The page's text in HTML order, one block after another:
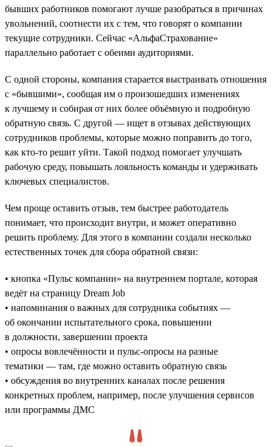
бывших работников помогают лучше разобраться в причинах
увольнений, соотнести их с тем, что говорят о компании
текущие сотрудники. Сейчас «АльфаСтрахование»
параллельно работает с обеими аудиториями.
С одной стороны, компания старается выстраивать отношения
с «бывшими», сообщая им о произошедших изменениях
к лучшему и собирая от них более объёмную и подробную
обратную связь. С другой — ищет в отзывах действующих
сотрудников проблемы, которые можно поправить до того,
как кто-то решит уйти. Такой подход помогает улучшать
рабочую среду, повышать лояльность команды и удерживать
ключевых специалистов.
Чем проще оставить отзыв, тем быстрее работодатель
понимает, что происходит внутри, и может оперативно
решить проблему. Для этого в компании создали несколько
естественных точек для сбора обратной связи:
• кнопка «Пульс компании» на внутреннем портале, которая
ведёт на страницу Dream Job
• напоминания о важных для сотрудника событиях —
об окончании испытательного срока, повышении
в должности, завершении проекта
• опросы вовлечённости и пульс-опросы на разные
тематики — там, где можно оставить обратную связь
• обсуждения во внутренних каналах после решения
конкретных проблем, например, после улучшения сервисов
или программы ДМС